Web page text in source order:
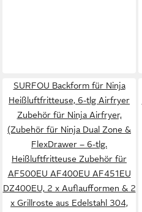
SURFOU Backform für Ninja
Heißluftfritteuse, 6-tlg Airfryer
Zubehör für Ninja Airfryer,
(Zubehör für Ninja Dual Zone &
FlexDrawer – 6-tlg.
Heißluftfritteuse Zubehör für
AF500EU AF400EU AF451EU
DZ400EU, 2 x Auflaufformen & 2
x Grillroste aus Edelstahl 304,